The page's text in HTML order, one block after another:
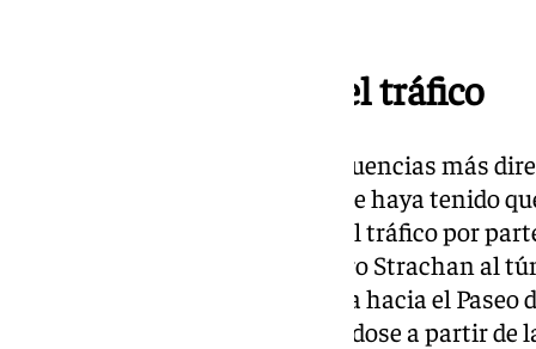
Movilidad y desvío del tráfico
Las fuertes lluvias y sus consecuencias más
diferentes puntos de la ciudad se haya tenido
mañana una serie de desvíos del tráfico por
acceso desde la avenida Guerrero Strachan al
desde la Avenida Muelle Heredia hacia el
tenido que ser cerrado, reabriéndose a partir de